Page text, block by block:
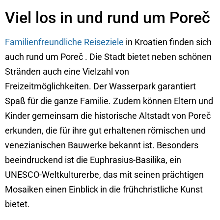
Viel los in und rund um Poreč
Familienfreundliche Reiseziele in Kroatien finden sich
auch rund um Poreč . Die Stadt bietet neben schönen
Stränden auch eine Vielzahl von
Freizeitmöglichkeiten. Der Wasserpark garantiert
Spaß für die ganze Familie. Zudem können Eltern und
Kinder gemeinsam die historische Altstadt von Poreč
erkunden, die für ihre gut erhaltenen römischen und
venezianischen Bauwerke bekannt ist. Besonders
beeindruckend ist die Euphrasius-Basilika, ein
UNESCO-Weltkulturerbe, das mit seinen prächtigen
Mosaiken einen Einblick in die frühchristliche Kunst
bietet.